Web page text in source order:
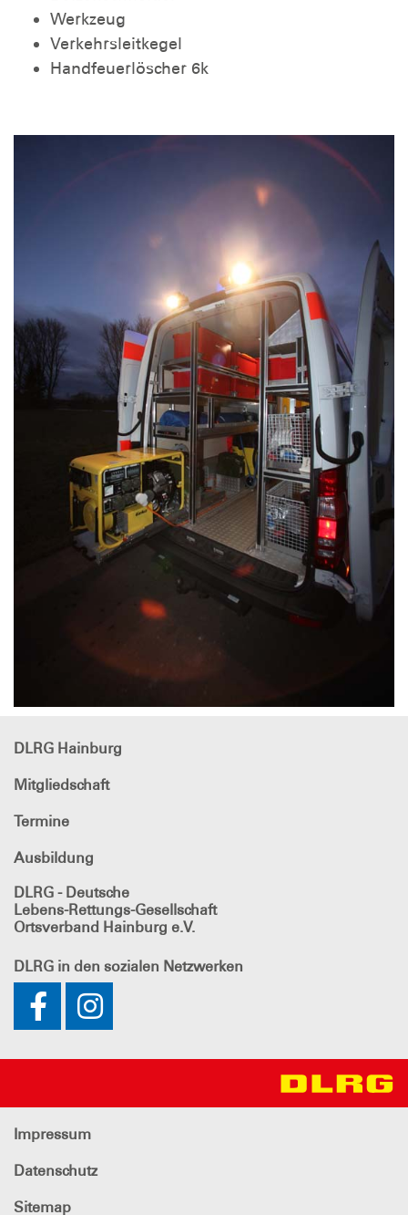
Werkzeug
Verkehrsleitkegel
Handfeuerlöscher 6k
DLRG Hainburg
Mitgliedschaft
Termine
Ausbildung
DLRG - Deutsche
Lebens-Rettungs-Gesellschaft
Ortsverband Hainburg e.V.
DLRG in den sozialen Netzwerken
Impressum
Datenschutz
Sitemap